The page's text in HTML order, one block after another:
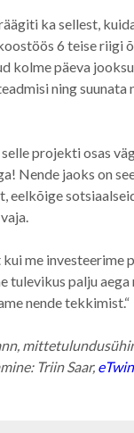
ka sellest,
6 teise riigi
kolme päeva
ning
projekti osas
Nende jaoks on
eelkõige
kui me
tulevikus palju
nende tekkimist.“
Triin Saar,